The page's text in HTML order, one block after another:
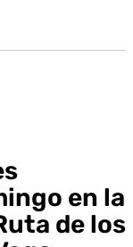
en la
de los